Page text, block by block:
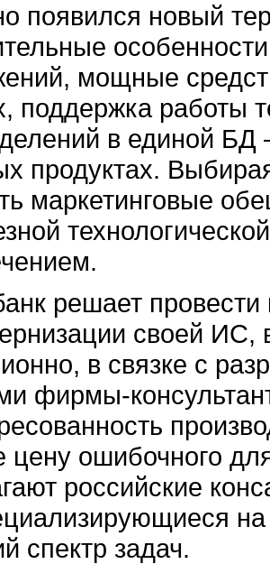
появился новый
мощные
поддержка работы
в единой
продуктах.
маркетинговые
решает
своей ИС,
в связке с
фирмы-
цену ошибочного
российские
спектр задач.